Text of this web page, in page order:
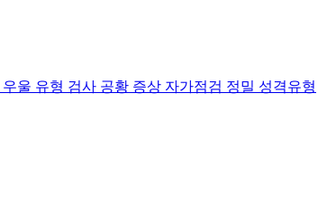
우울 유형 검사 공황 증상 자가점검 정밀 성격유형